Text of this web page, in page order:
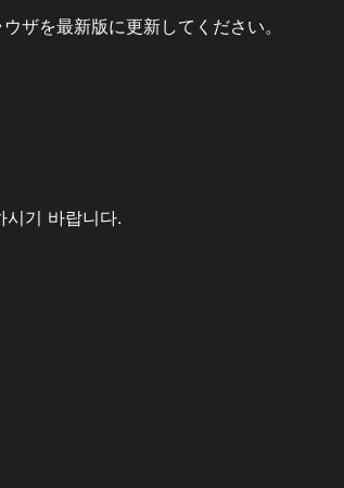
ザを最新版に更新してください。
시기 바랍니다.